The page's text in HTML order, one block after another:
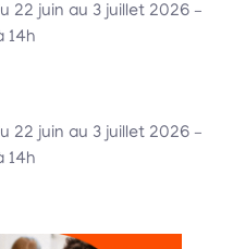
22 juin au 3 juillet 2026 –
14h
22 juin au 3 juillet 2026 –
14h